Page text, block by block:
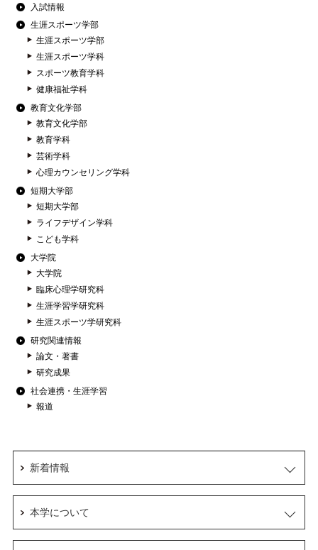
入試情報
生涯スポーツ学部
生涯スポーツ学部
生涯スポーツ学科
スポーツ教育学科
健康福祉学科
教育文化学部
教育文化学部
教育学科
芸術学科
心理カウンセリング学科
短期大学部
短期大学部
ライフデザイン学科
こども学科
大学院
大学院
臨床心理学研究科
生涯学習学研究科
生涯スポーツ学研究科
研究関連情報
論文・著書
研究成果
社会連携・生涯学習
報道
新着情報
本学について